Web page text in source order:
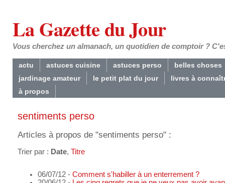
La Gazette du Jour
Vous cherchez un almanach, un quotidien de comptoir ?
actu astuces cuisine astuces perso
belles choses
jardinage amateur
le petit plat du jour
livres à
à propos
sentiments perso
Articles à propos de "sentiments perso" :
Trier par : Date, Titre
06/07/12 - Comment s'habiller à un enterrement ?